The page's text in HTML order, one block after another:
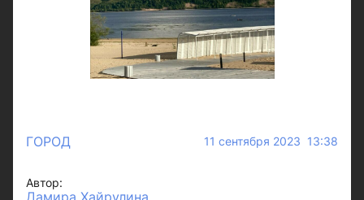
ГОРОД 11 сентября 2023 13:38
Автор: